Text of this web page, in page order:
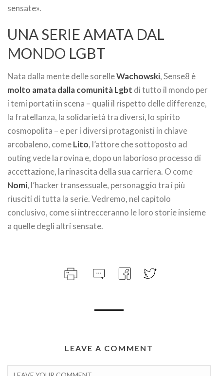
sensate».
UNA SERIE AMATA DAL
MONDO LGBT
Nata dalla mente delle sorelleWachowski, Sense8 è
molto amata dalla comunità Lgbt di tutto il mondo per
i temi portati in scena – quali il rispetto delle differenze,
la fratellanza, la solidarietà tra diversi, lo spirito
cosmopolita – e per i diversi protagonisti in chiave
arcobaleno, comeLito, l’attore che sottoposto ad
outing vede la rovina e, dopo un laborioso processo di
accettazione, la rinascita della sua carriera. O come
Nomi, l’hacker transessuale, personaggio tra i più
riusciti di tutta la serie. Vedremo, nel capitolo
conclusivo, come si intrecceranno le loro storie insieme
a quelle degli altri sensate.
LEAVE A COMMENT